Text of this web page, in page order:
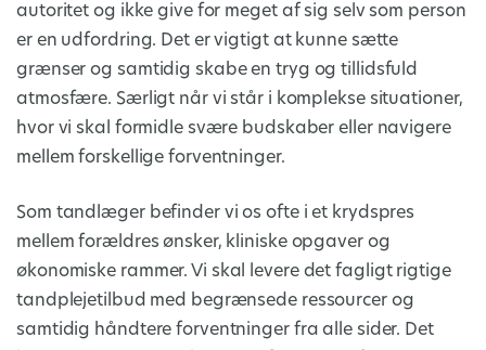
autoritet og ikke give for meget af sig selv som person
er en udfordring. Det er vigtigt at kunne sætte
grænser og samtidig skabe en tryg og tillidsfuld
atmosfære. Særligt når vi står i komplekse situationer,
hvor vi skal formidle svære budskaber eller navigere
mellem forskellige forventninger.
Som tandlæger befinder vi os ofte i et krydspres
mellem forældres ønsker, kliniske opgaver og
økonomiske rammer. Vi skal levere det fagligt rigtige
tandplejetilbud med begrænsede ressourcer og
samtidig håndtere forventninger fra alle sider. Det